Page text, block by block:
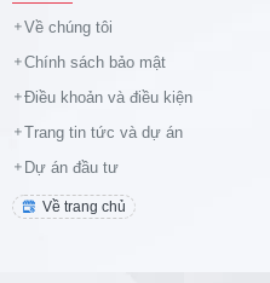
Về chúng tôi
Chính sách bảo mật
Điều khoản và điều kiện
Trang tin tức và dự án
Dự án đầu tư
Về trang chủ